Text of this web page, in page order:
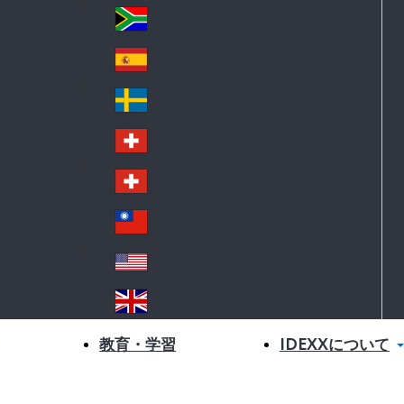
ov
aki
a
So
uth
Afr
ica
Sp
ain
S
we
de
n
S
wit
ze
rla
nd
S
wit
ze
rla
nd
wa
n
SA
Un
ite
教育・学習 IDEXXについて